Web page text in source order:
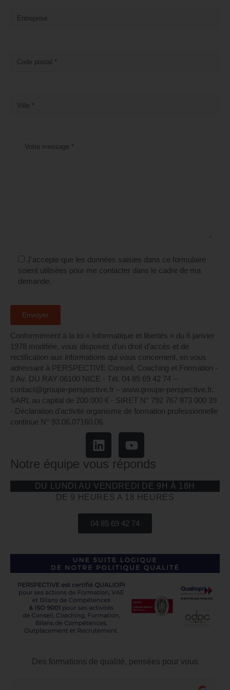
J'accepte que les données saisies dans ce formulaire
soient utilisées pour me contacter dans le cadre de ma
demande.
Conformément à la loi « Informatique et libertés » du 6 janvier
1978 modifiée, vous disposez d’un droit d’accès et de
rectification aux informations qui vous concernent, en vous
adressant à PERSPECTIVE Conseil, Coaching et Formation -
2 Av. DU RAY 06100 NICE - Tél. 04 85 69 42 74⁩ –
contact@groupe-perspective.fr – www.groupe-perspective.fr.
SARL au capital de 200.000 € - SIRET N° 792 767 873 000 39
- Déclaration d’activité organisme de formation professionnelle
continue N° 93.06.07160.06.
Notre équipe vous réponds
DU LUNDI AU VENDREDI DE 9H À 18H
DE 9 HEURES A 18 HEURES
04 85 69 42 74
Des formations de qualité, pensées pour vous